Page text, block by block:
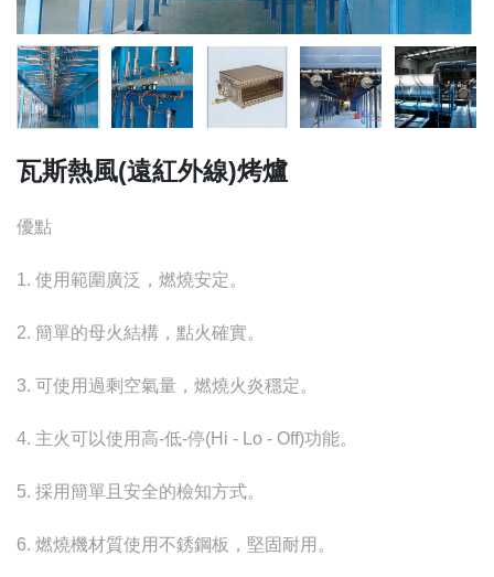
瓦斯熱風(遠紅外線)烤爐
優點
1. 使用範圍廣泛，燃燒安定。
2. 簡單的母火結構，點火確實。
3. 可使用過剩空氣量，燃燒火炎穩定。
4. 主火可以使用高-低-停(Hi - Lo - Off)功能。
5. 採用簡單且安全的檢知方式。
6. 燃燒機材質使用不銹鋼板，堅固耐用。